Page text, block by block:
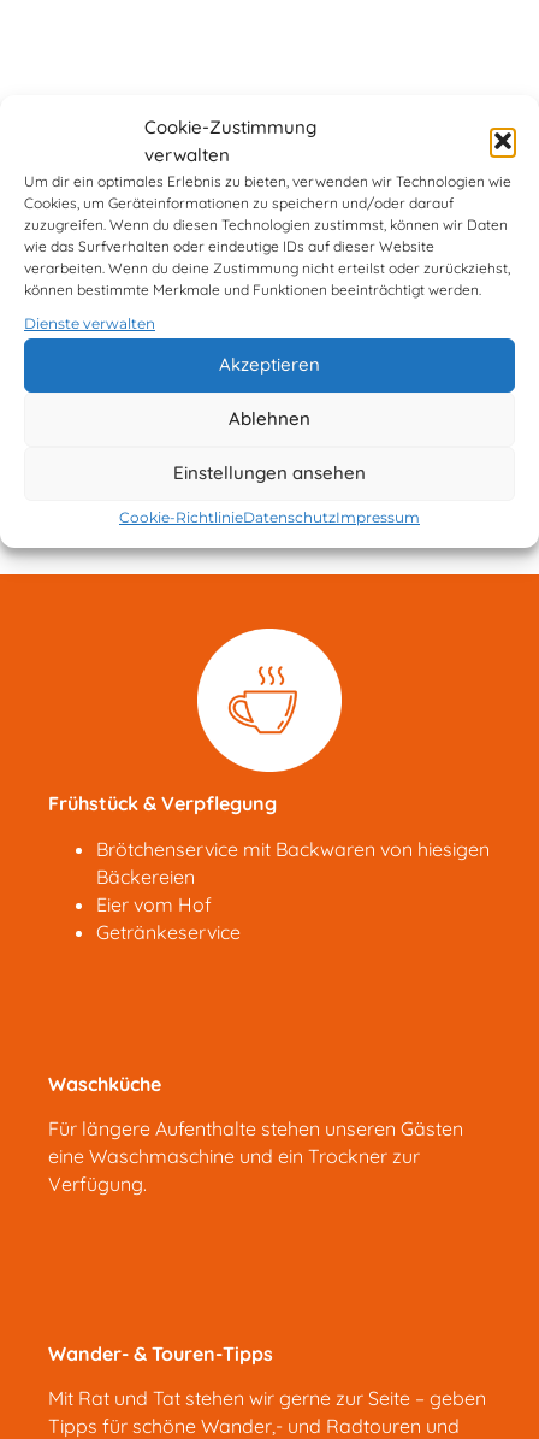
Cookie-Zustimmung
verwalten
Um dir ein optimales Erlebnis zu bieten, verwenden wir Technologien wie
Cookies, um Geräteinformationen zu speichern und/oder darauf
zuzugreifen. Wenn du diesen Technologien zustimmst, können wir Daten
wie das Surfverhalten oder eindeutige IDs auf dieser Website
verarbeiten. Wenn du deine Zustimmung nicht erteilst oder zurückziehst,
können bestimmte Merkmale und Funktionen beeinträchtigt werden.
Dienste verwalten
Akzeptieren
Ablehnen
Einstellungen ansehen
Cookie-RichtlinieDatenschutzImpressum
Frühstück & Verpflegung
Brötchenservice mit Backwaren von hiesigen
Bäckereien
Eier vom Hof
Getränkeservice
Waschküche
Für längere Aufenthalte stehen unseren Gästen
eine Waschmaschine und ein Trockner zur
Verfügung.
Wander- & Touren-Tipps
Mit Rat und Tat stehen wir gerne zur Seite – geben
Tipps für schöne Wander,- und Radtouren und